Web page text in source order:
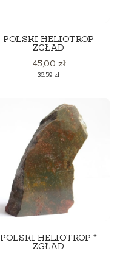
POLSKI HELIOTROP
ZGŁAD
Cena
45,00 zł
Cena
36,59 zł
POLSKI HELIOTROP *
ZGŁAD